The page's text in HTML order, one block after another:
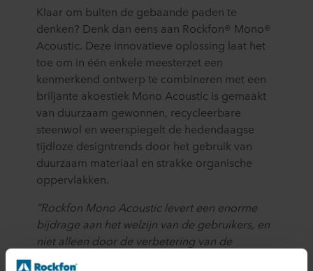
Klaar om buiten de gebaande paden te
denken? Denk dan eens aan Rockfon® Mono®
Acoustic. Deze innovatieve oplossing laat het
toe om in één enkele meesterzet een
kenmerkend ontwerp te combineren met een
briljante akoestiek Mono Acoustic is gemaakt
van duurzaam gewonnen, recycleerbare
steenwol en weerspiegelt de hedendaagse
tijdloze designtrends door het gebruik van
duurzaam materiaal en strakke organische
oppervlakken.
“Rockfon Mono Acoustic levert een enorme
bijdrage aan het welzijn van de gebruikers, en
niet alleen door de verbetering van de